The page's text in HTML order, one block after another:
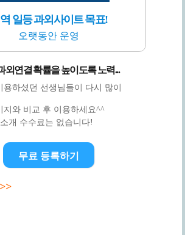
일등 과외사이트 목표!
오랫동안 운영
외연결 확률을 높이도록 노력...
용하셨던 선생님들이 다시 많이
와 비교 후 이용하세요^^
개 수수료는 없습니다!
무료 등록하기